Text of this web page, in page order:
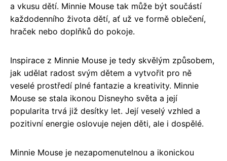
a vkusu dětí. Minnie Mouse tak může být součástí
každodenního života dětí, ať už ve formě oblečení,
hraček nebo doplňků do pokoje.
Inspirace z Minnie Mouse je tedy skvělým způsobem,
jak udělat radost svým dětem a vytvořit pro ně
veselé prostředí plné fantazie a kreativity. Minnie
Mouse se stala ikonou Disneyho světa a její
popularita trvá již desítky let. Její veselý vzhled a
pozitivní energie oslovuje nejen děti, ale i dospělé.
Minnie Mouse je nezapomenutelnou a ikonickou